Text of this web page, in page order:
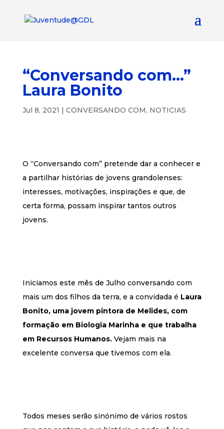
“Conversando com…”
Laura Bonito
Jul 8, 2021 | CONVERSANDO COM, NOTICIAS
O “Conversando com” pretende dar a conhecer e
a partilhar histórias de jovens grandolenses:
interesses, motivações, inspirações e que, de
certa forma, possam inspirar tantos outros
jovens.
Iniciamos este mês de Julho conversando com
mais um dos filhos da terra, e a convidada é Laura
Bonito, uma jovem pintora de Melides, com
formação em Biologia Marinha e que trabalha
em Recursos Humanos.Vejam mais na
excelente conversa que tivemos com ela.
Todos meses serão sinónimo de vários rostos